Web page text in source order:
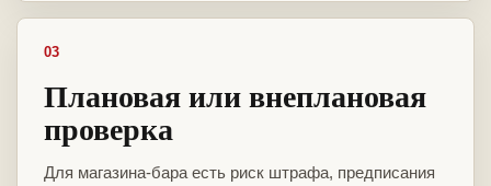
03
Плановая или внеплановая
проверка
Для магазина-бара есть риск штрафа, предписания